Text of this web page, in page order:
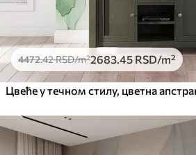
4472.42RSD/m²2683 .45 RSD/m²